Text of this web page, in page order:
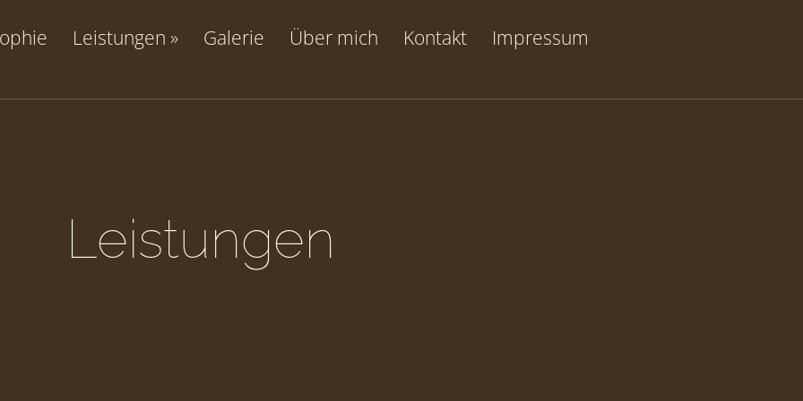
Leistungen Galerie Über mich Kontakt Impressum
Leistungen